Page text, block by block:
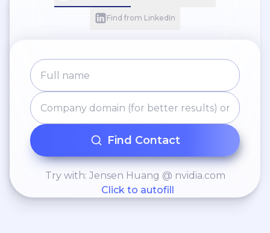
Find from LinkedIn
Find Contact
Try with: Jensen Huang @ nvidia.com
Click to autofill